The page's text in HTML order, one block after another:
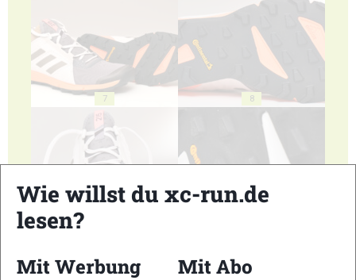
7 8
Wie willst du xc-run.de
lesen?
Mit Werbung
Mit Abo